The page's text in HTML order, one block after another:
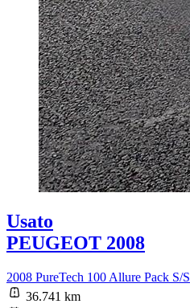
Usato
PEUGEOT 2008
2008 PureTech 100 Allure Pack S/S
36.741 km